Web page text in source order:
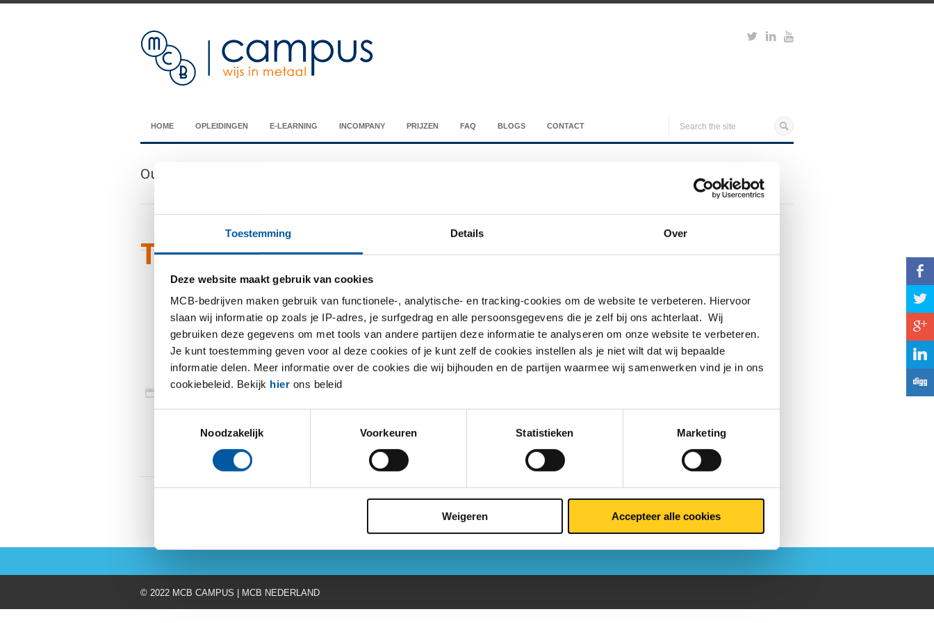
Toestemming Details Over
Deze website maakt gebruik van cookies
MCB-bedrijven maken gebruik van functionele-, analytische- en tracking-cookies om de website te verbeteren. Hiervoor
slaan wij informatie op zoals je IP-adres, je surfgedrag en alle persoonsgegevens die je zelf bij ons achterlaat. Wij
gebruiken deze gegevens om met tools van andere partijen deze informatie te analyseren om onze website te verbeteren.
Je kunt toestemming geven voor al deze cookies of je kunt zelf de cookies instellen als je niet wilt dat wij bepaalde
informatie delen. Meer informatie over de cookies die wij bijhouden en de partijen waarmee wij samenwerken vind je in ons
cookiebeleid. Bekijk hier ons beleid
Noodzakelijk
Voorkeuren Statistieken Marketing
Weigeren Accepteer alle cookies
HOME OPLEIDINGEN E-LEARNING INCOMPANY PRIJZEN FAQ BLOGS CONTACT
Our Blog
Tags Archives
You are currently viewing all posts tagged with
Brandbestendigheid van roestvast staal en
duplex
Standard
0
De weerstand tegen roest en verhoogde temperatuursterkte van roestvast staal zijn
De meest bruikbare familie ...
Read more
© 2022 MCB CAMPUS | MCB NEDERLAND
b
a
c
j
F